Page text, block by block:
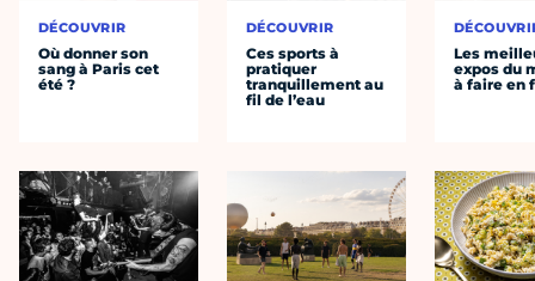
DÉCOUVRIR
Où donner son
sang à Paris cet
été ?
DÉCOUVRIR
Ces sports à
pratiquer
tranquillement au
fil de l’eau
Les
expos du
à faire en